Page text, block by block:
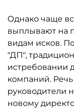
Однако чаще
выплывают на
видам исков.
"ДП",
истребовании
компаний.
руководители
новому